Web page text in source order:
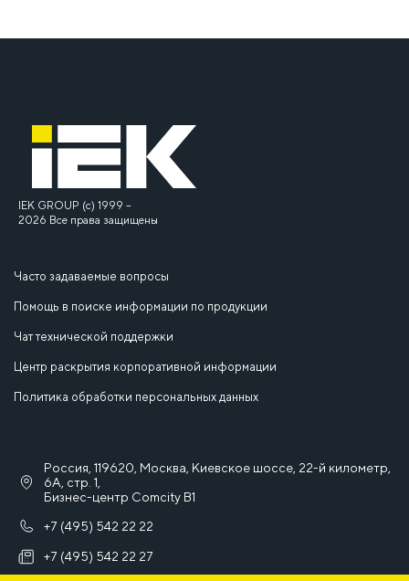
IEK GROUP (c) 1999 –
2026 Все права защищены
Часто задаваемые вопросы
Помощь в поиске информации по продукции
Чат технической поддержки
Центр раскрытия корпоративной информации
Политика обработки персональных данных
Россия, 119620, Москва, Киевское шоссе, 22-й километр,
6А, стр. 1,
Бизнес-центр Comcity B1
+7 (495) 542 22 22
+7 (495) 542 22 27